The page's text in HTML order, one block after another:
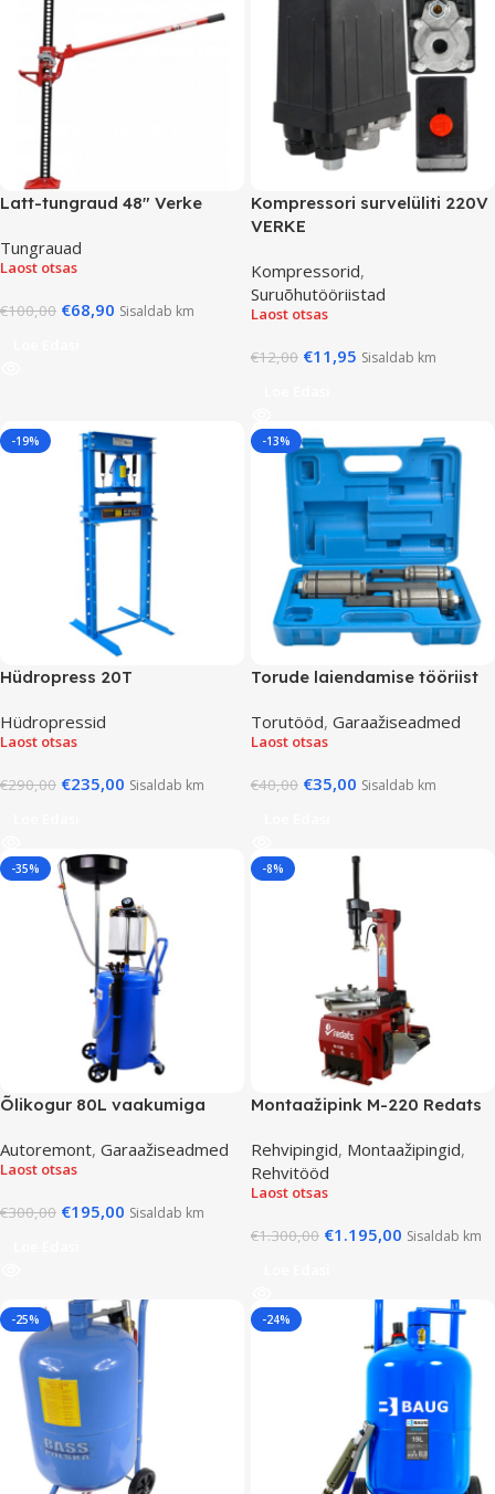
Latt-tungraud 48″ Verke
Tungrauad
Laost otsas
€100,00 €68,90 Sisaldab km
Kompressori survelüliti 220V
VERKE
Kompressorid,
Suruõhutööriistad
Laost otsas
€12,00 €11,95 Sisaldab km
-19%
Hüdropress 20T
Hüdropressid
Laost otsas
€290,00 €235,00 Sisaldab km
-13%
Torude laiendamise tööriist
Torutööd, Garaažiseadmed
Laost otsas
€40,00 €35,00 Sisaldab km
-35%
Õlikogur 80L vaakumiga
Autoremont, Garaažiseadmed
Laost otsas
€300,00 €195,00 Sisaldab km
-8%
Montaažipink M-220 Redats
Rehvipingid, Montaažipingid,
Rehvitööd
Laost otsas
€1.300,00 €1.195,00 Sisaldab km
-25% -24%